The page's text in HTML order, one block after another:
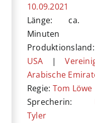
10.09.2021
Länge: ca.
Minuten
Produktionsland:
USA |
Arabische
Regie: Tom Löwe
Sprecherin:
Tyler